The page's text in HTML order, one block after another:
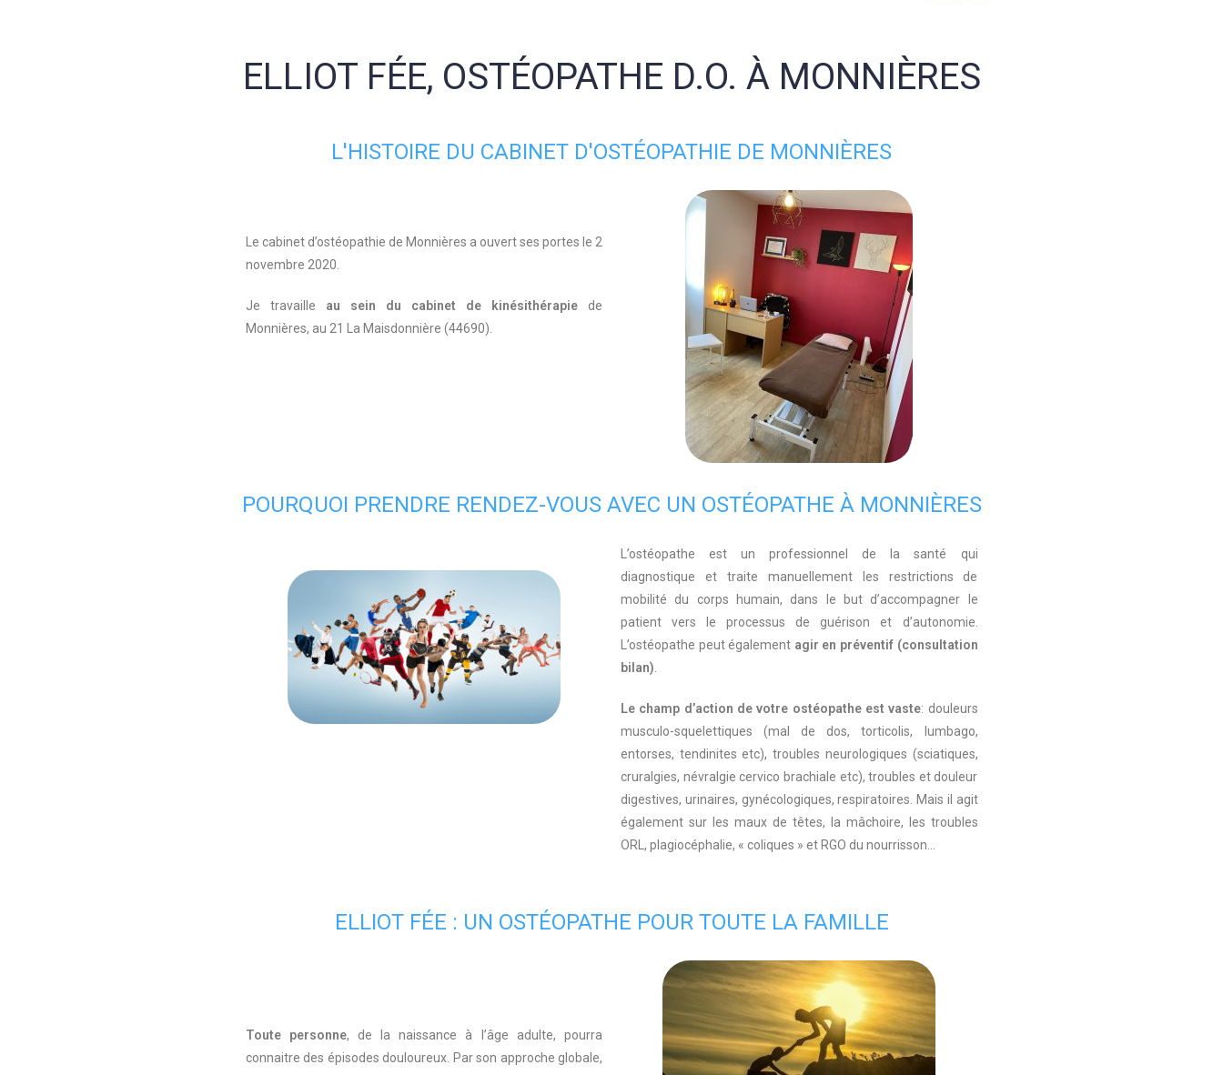
ELLIOT FÉE, OSTÉOPATHE D.O. À MONNIÈRES
L'HISTOIRE DU CABINET D'OSTÉOPATHIE DE MONNIÈRES
Le cabinet d’ostéopathie de Monnières a ouvert ses portes le 2
novembre 2020.
Je travaille au sein du cabinet de kinésithérapiede
Monnières, au 21 La Maisdonnière (44690).
POURQUOI PRENDRE RENDEZ-VOUS AVEC UN OSTÉOPATHE À MONNIÈRES
L’ostéopathe est un professionnel de la santé qui
diagnostique et traite manuellement les restrictions de
mobilité du corps humain, dans le but d’accompagner le
patient vers le processus de guérison et d’autonomie.
L’ostéopathe peut également agir en préventif (consultation
bilan)
Le champ d’action de votre ostéopathe est vaste: douleurs
musculo-squelettiques (mal de dos, torticolis, lumbago,
entorses, tendinites etc), troubles neurologiques (sciatiques,
cruralgies, névralgie cervico brachiale etc), troubles et douleur
digestives, urinaires, gynécologiques, respiratoires. Mais il agit
également sur les maux de têtes, la mâchoire, les troubles
ORL, plagiocéphalie, « coliques » et RGO du nourrisson…
ELLIOT FÉE : UN OSTÉOPATHE POUR TOUTE LA FAMILLE
Toute personne, de la naissance à l’âge adulte, pourra
connaitre des épisodes douloureux. Par son approche globale,